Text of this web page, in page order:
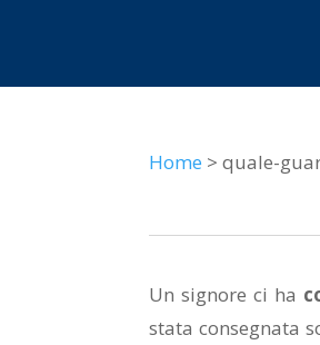
Home > quale-
Un signore ci ha
stata consegnata